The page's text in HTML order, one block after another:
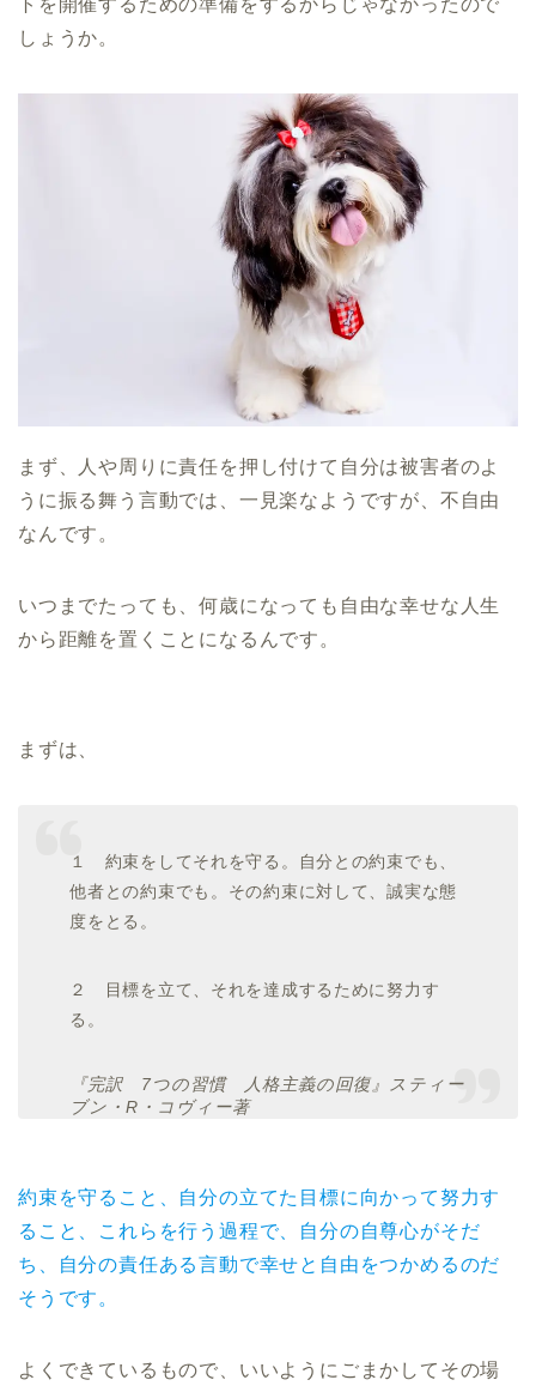
しょうか。
まず、人や周りに責任を押し付けて自分は被害者のよ
うに振る舞う言動では、一見楽なようですが、不自由
なんです。
いつまでたっても、何歳になっても自由な幸せな人生
から距離を置くことになるんです。
まずは、
１ 約束をしてそれを守る。自分との約束でも、
他者との約束でも。その約束に対して、誠実な態
度をとる。
２ 目標を立て、それを達成するために努力す
る。
『完訳 7つの習慣 人格主義の回復』スティー
ブン・R・コヴィー著
約束を守ること、自分の立てた目標に向かって努力す
ること、これらを行う過程で、自分の自尊心がそだ
ち、自分の責任ある言動で幸せと自由をつかめるのだ
そうです。
よくできているもので、いいようにごまかしてその場